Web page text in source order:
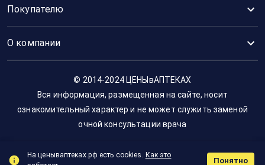
Покупателю
О компании
© 2014-2024 ЦЕНЫвАПТЕКАХ
Вся информация, размещенная на сайте, носит
ознакомительный характер и не может служить заменой
очной консультации врача
На ценываптеках.рф есть cookies. Как это
Понятно